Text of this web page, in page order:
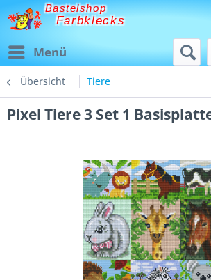
Bastelshop
Farbklecks
Menü
Übersicht Tiere
Pixel Tiere 3 Set 1